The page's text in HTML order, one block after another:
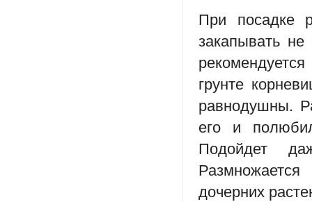
При посадке
закапывать
грунте
равнодушны.
его и
Подойдет
дочерних